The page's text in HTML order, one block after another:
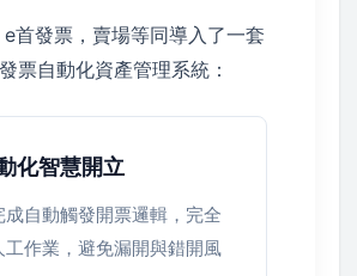
首發票，賣場等同導入了一套
票自動化資產管理系統：
化智慧開立
成自動觸發開票邏輯，完全
工作業，避免漏開與錯開風